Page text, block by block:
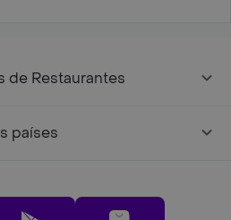
de Restaurantes
países